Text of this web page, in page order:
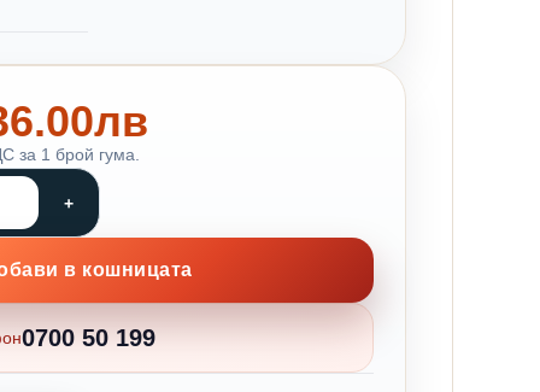
за 1 брой гума.
в кошницата
0700 50 199